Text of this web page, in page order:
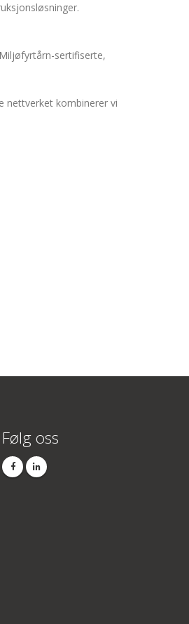
sertifiserte,
nettverket kombinerer vi
Følg oss